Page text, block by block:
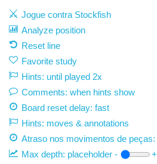
Jogue contra Stockfish
Analyze position
Reset line
Favorite study
Hints: until played 2x
Comments: when hints show
Board reset delay: fast
Hints: moves & annotations
Atraso nos movimentos de peças:
Max depth: placeholder -
+